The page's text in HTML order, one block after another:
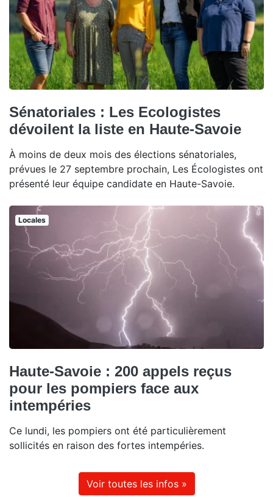
Sénatoriales : Les Ecologistes
dévoilent la liste en Haute-Savoie
À moins de deux mois des élections sénatoriales,
prévues le 27 septembre prochain, Les Écologistes ont
présenté leur équipe candidate en Haute-Savoie.
Locales
Haute-Savoie : 200 appels reçus
pour les pompiers face aux
intempéries
Ce lundi, les pompiers ont été particulièrement
sollicités en raison des fortes intempéries.
Voir toutes les infos »